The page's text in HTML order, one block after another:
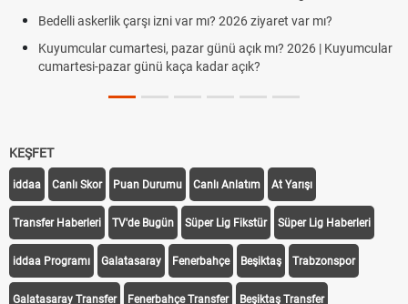
Bedelli askerlik çarşı izni var mı? 2026 ziyaret var mı?
Kuyumcular cumartesi, pazar günü açık mı? 2026 | Kuyumcular
cumartesi-pazar günü kaça kadar açık?
KEŞFET
iddaa Canlı Skor Puan Durumu Canlı Anlatım At Yarışı
Transfer Haberleri TV'de Bugün Süper Lig Fikstür Süper Lig Haberleri
iddaa Programı Galatasaray Fenerbahçe Beşiktaş Trabzonspor
Galatasaray Transfer Fenerbahçe Transfer Beşiktaş Transfer